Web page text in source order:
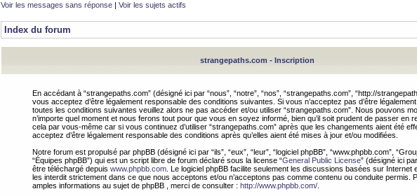
Voir les messages sans réponse | Voir les sujets actifs
Index du forum
strangepaths.com - Inscription
En accédant à “strangepaths.com” (désigné ici par “nous”, “notre”, “nos”, “strangepaths.com”, “http://
vous acceptez d’être légalement responsable des conditions suivantes. Si vous n’acceptez pas d’être
toutes les conditions suivantes veuillez alors ne pas accéder et/ou utiliser “strangepaths.com”. Nous pouvons
n’importe quel moment et nous ferons tout pour que vous en soyez informé, bien qu’il soit prudent de passer en
cela par vous-même car si vous continuez d’utiliser “strangepaths.com” après que les changements aient été
acceptez d’être légalement responsable des conditions après qu’elles aient été mises à jour et/ou modifiées.
Notre forum est propulsé par phpBB (désigné ici par “ils”, “eux”, “leur”, “logiciel phpBB”, “www.phpbb.com”,
“Équipes phpBB”) qui est un script libre de forum déclaré sous la license “General Public License” (désigné ici
être téléchargé depuis www.phpbb.com . Le logiciel phpBB facilite seulement les discussions basées sur Internet
les interdit strictement dans ce que nous acceptons et/ou n’acceptons pas comme contenu ou conduite permis.
amples informations au sujet de phpBB , merci de consulter : http://www.phpbb.com/